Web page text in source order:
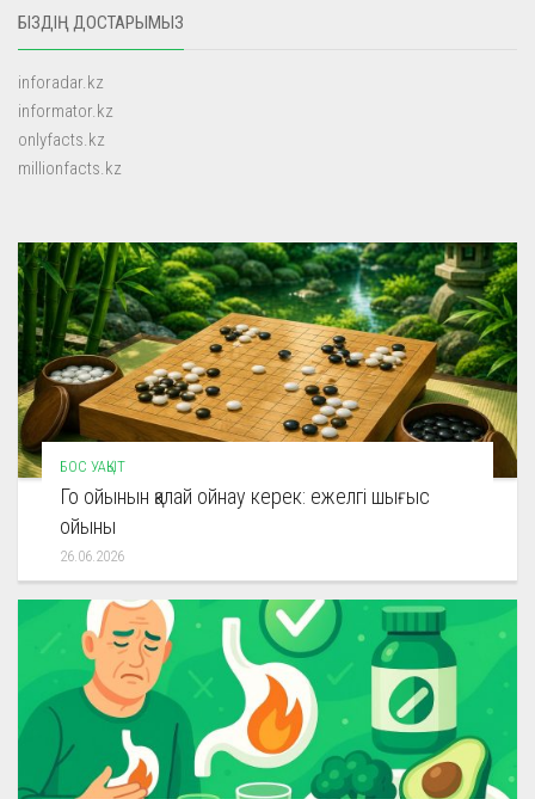
БІЗДІҢ ДОСТАРЫМЫЗ
inforadar.kz
informator.kz
onlyfacts.kz
millionfacts.kz
БОС УАҚЫТ
Го ойынын қалай ойнау керек: ежелгі шығыс
ойыны
26.06.2026